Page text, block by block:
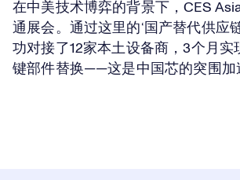
在中美技术博弈的背景下，CES
通展会。通过这里的‘国产替代供应
功对接了12家本土设备商，3个月实
键部件替换——这是中国芯的突围加